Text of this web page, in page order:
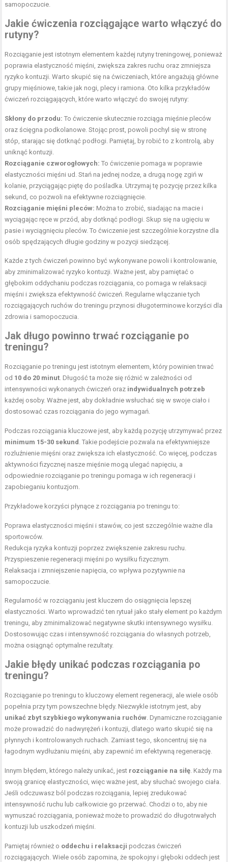
samopoczucie.
Jakie ćwiczenia rozciągające warto włączyć do
rutyny?
Rozciąganie jest istotnym elementem każdej rutyny treningowej, ponieważ
poprawia elastyczność mięśni, zwiększa zakres ruchu oraz zmniejsza
ryzyko kontuzji. Warto skupić się na ćwiczeniach, które angażują główne
grupy mięśniowe, takie jak nogi, plecy i ramiona. Oto kilka przykładów
ćwiczeń rozciągających, które warto włączyć do swojej rutyny:
Skłony do przodu: To ćwiczenie skutecznie rozciąga mięśnie pleców
oraz ścięgna podkolanowe. Stojąc prost, powoli pochyl się w stronę
stóp, starając się dotknąć podłogi. Pamiętaj, by robić to z kontrolą, aby
uniknąć kontuzji.
Rozciąganie czworogłowych: To ćwiczenie pomaga w poprawie
elastyczności mięśni ud. Stań na jednej nodze, a drugą nogę zgiń w
kolanie, przyciągając piętę do pośladka. Utrzymaj tę pozycję przez kilka
sekund, co pozwoli na efektywne rozciągnięcie.
Rozciąganie mięśni pleców: Można to zrobić, siadając na macie i
wyciągając ręce w przód, aby dotknąć podłogi. Skup się na ugięciu w
pasie i wyciągnięciu pleców. To ćwiczenie jest szczególnie korzystne dla
osób spędzających długie godziny w pozycji siedzącej.
Każde z tych ćwiczeń powinno być wykonywane powoli i kontrolowanie,
aby zminimalizować ryzyko kontuzji. Ważne jest, aby pamiętać o
głębokim oddychaniu podczas rozciągania, co pomaga w relaksacji
mięśni i zwiększa efektywność ćwiczeń. Regularne włączanie tych
rozciągających ruchów do treningu przynosi długoterminowe korzyści dla
zdrowia i samopoczucia.
Jak długo powinno trwać rozciąganie po
treningu?
Rozciąganie po treningu jest istotnym elementem, który powinien trwać
od 10 do 20 minut. Długość ta może się różnić w zależności od
intensywności wykonanych ćwiczeń oraz indywidualnych potrzeb
każdej osoby. Ważne jest, aby dokładnie wsłuchać się w swoje ciało i
dostosować czas rozciągania do jego wymagań.
Podczas rozciągania kluczowe jest, aby każdą pozycję utrzymywać przez
minimum 15-30 sekund . Takie podejście pozwala na efektywniejsze
rozluźnienie mięśni oraz zwiększa ich elastyczność. Co więcej, podczas
aktywności fizycznej nasze mięśnie mogą ulegać napięciu, a
odpowiednie rozciąganie po treningu pomaga w ich regeneracji i
zapobieganiu kontuzjom.
Przykładowe korzyści płynące z rozciągania po treningu to:
Poprawa elastyczności mięśni i stawów, co jest szczególnie ważne dla
sportowców.
Redukcja ryzyka kontuzji poprzez zwiększenie zakresu ruchu.
Przyspieszenie regeneracji mięśni po wysiłku fizycznym.
Relaksacja i zmniejszenie napięcia, co wpływa pozytywnie na
samopoczucie.
Regularność w rozciąganiu jest kluczem do osiągnięcia lepszej
elastyczności. Warto wprowadzić ten rytuał jako stały element po każdym
treningu, aby zminimalizować negatywne skutki intensywnego wysiłku.
Dostosowując czas i intensywność rozciągania do własnych potrzeb,
można osiągnąć optymalne rezultaty.
Jakie błędy unikać podczas rozciągania po
treningu?
Rozciąganie po treningu to kluczowy element regeneracji, ale wiele osób
popełnia przy tym powszechne błędy. Niezwykle istotnym jest, aby
unikać zbyt szybkiego wykonywania ruchów. Dynamiczne rozciąganie
może prowadzić do nadwyrężeń i kontuzji, dlatego warto skupić się na
płynnych i kontrolowanych ruchach. Zamiast tego, skoncentruj się na
łagodnym wydłużaniu mięśni, aby zapewnić im efektywną regenerację.
Innym błędem, którego należy unikać, jest rozciąganie na siłę. Każdy ma
swoją granicę elastyczności, więc ważne jest, aby słuchać swojego ciała.
Jeśli odczuwasz ból podczas rozciągania, lepiej zredukować
intensywność ruchu lub całkowicie go przerwać. Chodzi o to, aby nie
wymuszać rozciągania, ponieważ może to prowadzić do długotrwałych
kontuzji lub uszkodzeń mięśni.
Pamiętaj również o oddechu i relaksacji podczas ćwiczeń
rozciągających. Wiele osób zapomina, że spokojny i głęboki oddech jest